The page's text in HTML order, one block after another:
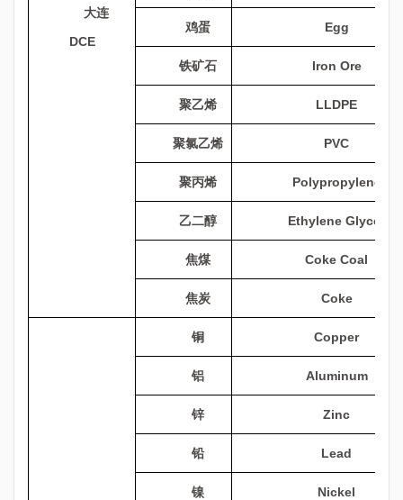
大连
DCE
鸡蛋 Egg
铁矿石 Iron Ore
聚乙烯 LLDPE
聚氯乙烯 PVC
聚丙烯 Polypropylene
乙二醇 Ethylene Glycol
焦煤 Coke Coal
焦炭 Coke
铜 Copper
铝 Aluminum
锌 Zinc
铅 Lead
镍 Nickel